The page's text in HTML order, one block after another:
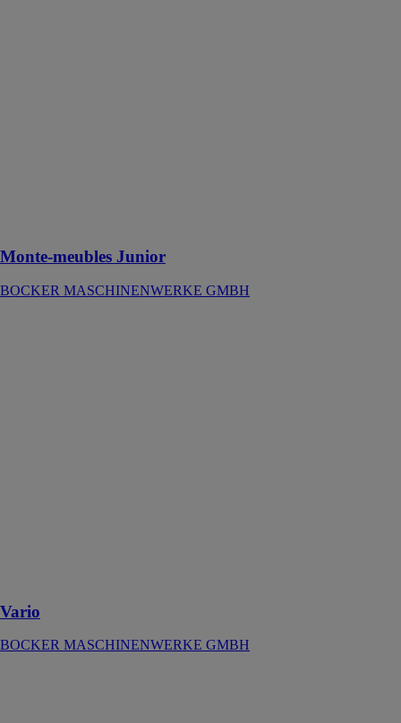
Monte-meubles Junior
BOCKER MASCHINENWERKE GMBH
Vario
BOCKER MASCHINENWERKE GMBH